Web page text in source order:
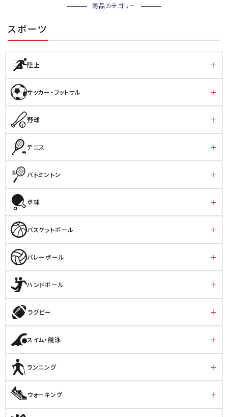
商品カテゴリー
スポーツ
陸上
サッカー・フットサル
野球
テニス
バトミントン
卓球
バスケットボール
バレーボール
ハンドボール
ラグビー
スイム・競泳
ランニング
ウォーキング